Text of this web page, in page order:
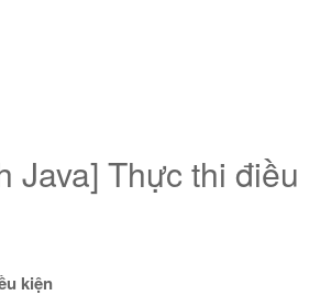
Java] Thực thi điều
kiện